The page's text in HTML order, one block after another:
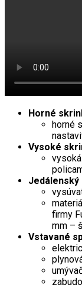
Horné
horné
Vysoké
Jedálenský
firmy
mm –
Vstavané